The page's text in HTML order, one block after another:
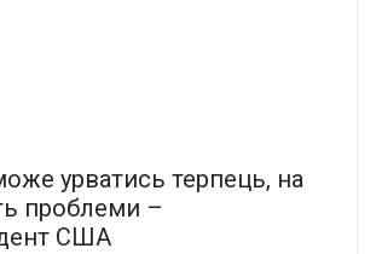
урватись терпець, на
проблеми –
США